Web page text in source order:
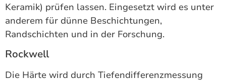
Keramik) prüfen lassen. Eingesetzt wird es unter
anderem für dünne Beschichtungen,
Randschichten und in der Forschung.
Rockwell
Die Härte wird durch Tiefendifferenzmessung